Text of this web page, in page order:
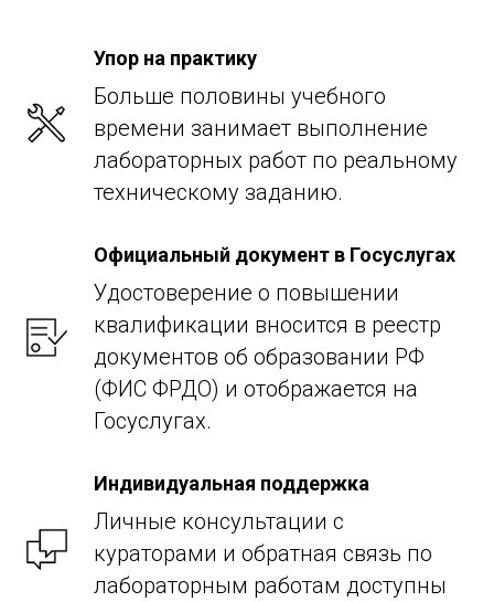
Упор на практику
Больше половины учебного
времени занимает выполнение
лабораторных работ по реальному
техническому заданию.
Официальный документ в Госуслугах
Удостоверение о повышении
квалификации вносится в реестр
документов об образовании РФ
(ФИС ФРДО) и отображается на
Госуслугах.
Индивидуальная поддержка
Личные консультации с
кураторами и обратная связь по
лабораторным работам доступны